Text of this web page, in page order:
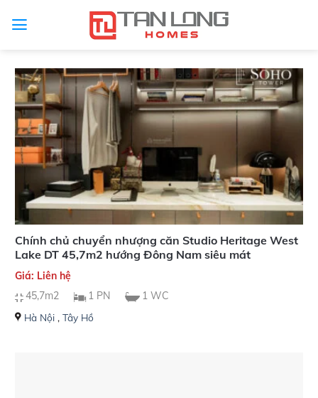
Chính chủ chuyển nhượng căn Studio Heritage West
Lake DT 45,7m2 hướng Đông Nam siêu mát
Giá: Liên hệ
45,7m2
1 PN 1 WC
Hà Nội, Tây Hồ